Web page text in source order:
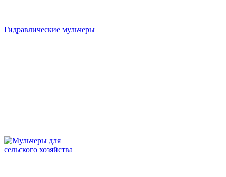
Гидравлические мульчеры